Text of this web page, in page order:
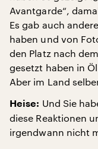
Avantgarde“,
Es gab auch
haben und von
den Platz nach
gesetzt haben in
Aber im Land
Heise: Und Sie
diese Reaktionen
irgendwann nicht